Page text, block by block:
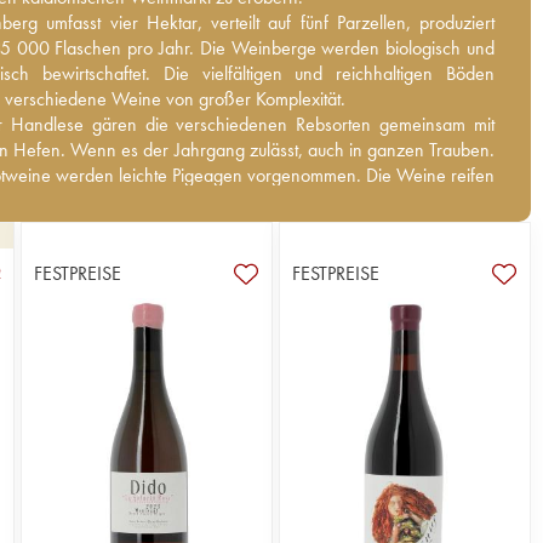
umfasst vier Hektar, verteilt auf fünf Parzellen, produziert
000 Flaschen pro Jahr. Die Weinberge werden biologisch und
bewirtschaftet. Die vielfältigen und reichhaltigen Böden
Weine von großer Komplexität.
gären die verschiedenen Rebsorten gemeinsam mit
Hefen. Wenn es der Jahrgang zulässt, auch in ganzen Trauben.
werden leichte Pigeagen vorgenommen. Die Weine reifen
die Dauer ist für jeden Wein unterschiedlich. Allen gemeinsam
ihr Terroir autenthisch widerspiegeln. Große Weine aus
umfasst vier Hektar, verteilt auf fünf Parzellen, produziert
000 Flaschen pro Jahr. Die Weinberge werden biologisch und
bewirtschaftet. Die vielfältigen und reichhaltigen Böden
Weine von großer Komplexität.
gären die verschiedenen Rebsorten gemeinsam mit
Hefen. Wenn es der Jahrgang zulässt, auch in ganzen Trauben.
werden leichte Pigeagen vorgenommen. Die Weine reifen
die Dauer ist für jeden Wein unterschiedlich. Allen gemeinsam
ihr Terroir autenthisch widerspiegeln. Große Weine aus
FESTPREISE FESTPREISE